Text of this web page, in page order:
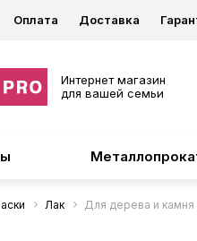
Оплата Доставка
Интернет магазин
для вашей семьи
Лак Для дерева и камня